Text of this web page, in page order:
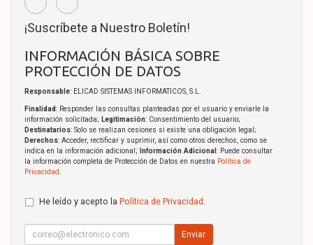
¡Suscríbete a Nuestro Boletín!
INFORMACIÓN BÁSICA SOBRE
PROTECCIÓN DE DATOS
Responsable: ELICAD SISTEMAS INFORMATICOS, S.L.
Finalidad: Responder las consultas planteadas por el usuario y enviarle la
información solicitada; Legitimación: Consentimiento del usuario;
Destinatarios: Solo se realizan cesiones si existe una obligación legal;
Derechos: Acceder, rectificar y suprimir, así como otros derechos, como se
indica en la información adicional;
Información Adicional : Puede consultar
la información completa de Protección de Datos en nuestra Política de
Privacidad
He leído y acepto la Política de Privacidad
Enviar